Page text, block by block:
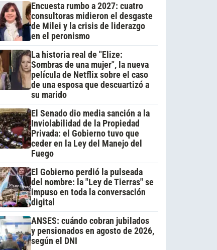
Encuesta rumbo a 2027: cuatro
consultoras midieron el desgaste
de Milei y la crisis de liderazgo
en el peronismo
La historia real de "Elize:
Sombras de una mujer", la nueva
película de Netflix sobre el caso
de una esposa que descuartizó a
su marido
El Senado dio media sanción a la
Inviolabilidad de la Propiedad
Privada: el Gobierno tuvo que
ceder en la Ley del Manejo del
Fuego
El Gobierno perdió la pulseada
del nombre: la "Ley de Tierras" se
impuso en toda la conversación
digital
ANSES: cuándo cobran jubilados
y pensionados en agosto de 2026,
según el DNI